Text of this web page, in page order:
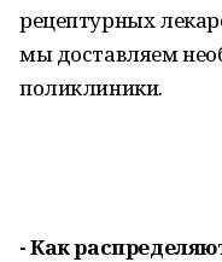
рецептурных
мы доставляем
поликлиники.
- Как